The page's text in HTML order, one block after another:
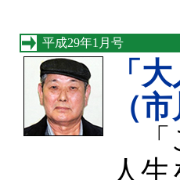
平成29年1月号
「
（
「
人